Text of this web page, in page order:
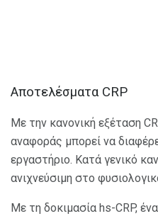
Αποτελέσματα CRP
Με την κανονική εξέταση
αναφοράς μπορεί να
εργαστήριο. Κατά γενικό
ανιχνεύσιμη στο
Με τη δοκιμασία hs-CRP,